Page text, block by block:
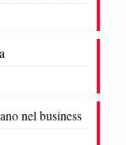
nel business